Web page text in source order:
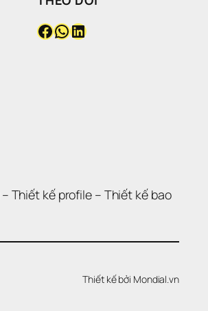
Facebook WhatsApp LinkedIn
– Thiết kế profile – Thiết kế bao
Thiết kế bởi Mondial.vn